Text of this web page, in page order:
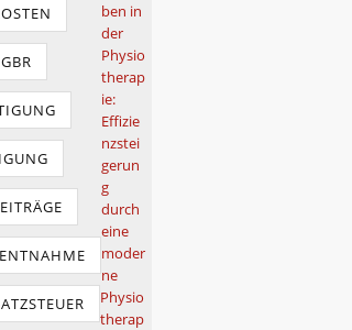
GBR
ben in
der
Physio
therap
ie:
Effizie
nzstei
gerun
g
durch
eine
moder
ne
Physio
therap